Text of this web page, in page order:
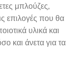
μπλούζες,
επιλογές που θα
υλικά και
και άνετα για τα